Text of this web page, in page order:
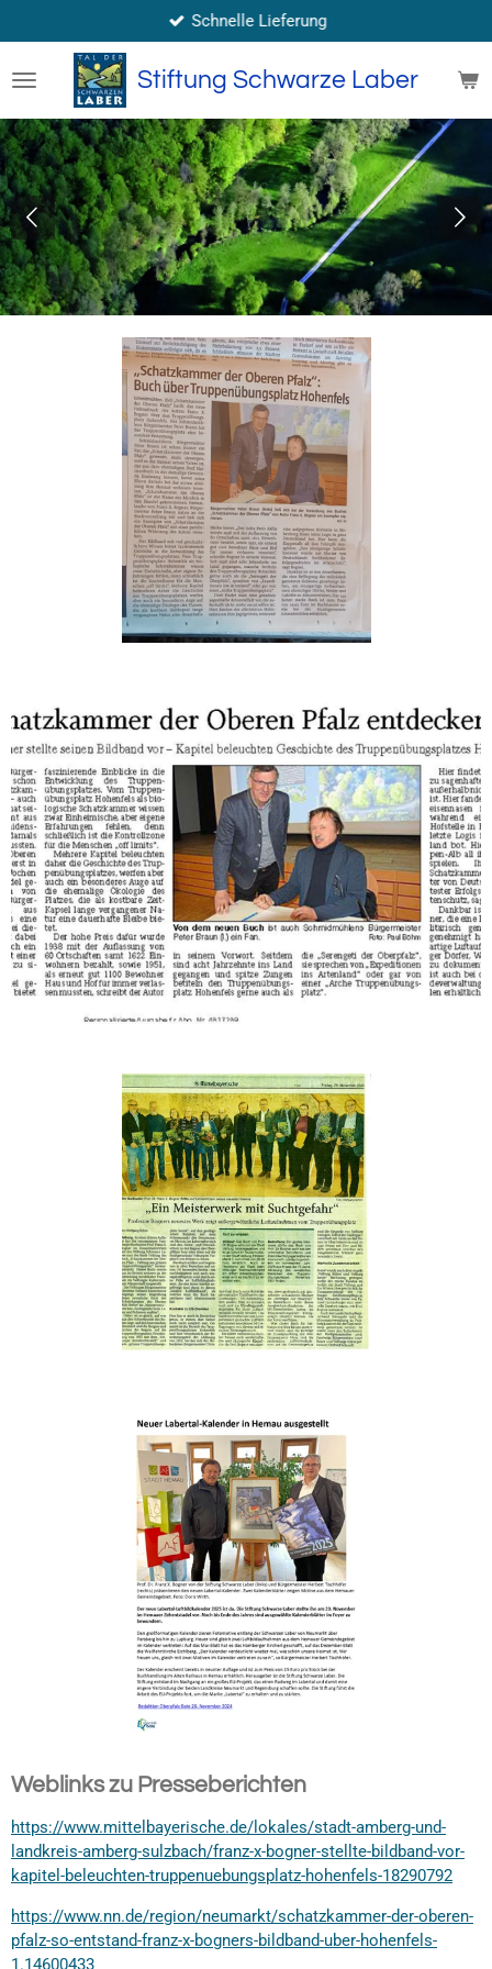
Hauptinhalt
springen
Stiftung Schwarze Laber
Schnelle Lieferung
Weblinks zu Presseberichten
https://www.mittelbayerische.de/lokales/stadt-amberg-und-
landkreis-amberg-sulzbach/franz-x-bogner-stellte-bildband-vor-
kapitel-beleuchten-truppenuebungsplatz-hohenfels-18290792
https://www.nn.de/region/neumarkt/schatzkammer-der-oberen-
pfalz-so-entstand-franz-x-bogners-bildband-uber-hohenfels-
1.14600433